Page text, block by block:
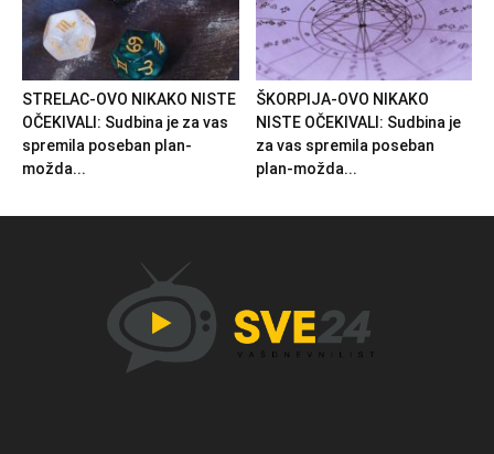
STRELAC-OVO NIKAKO NISTE
OČEKIVALI: Sudbina je za vas
spremila poseban plan-
možda...
ŠKORPIJA-OVO NIKAKO
NISTE OČEKIVALI: Sudbina je
za vas spremila poseban
plan-možda...